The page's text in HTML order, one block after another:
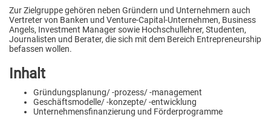
Zur Zielgruppe gehören neben Gründern und Unternehmern auch
Vertreter von Banken und Venture-Capital-Unternehmen, Business
Angels, Investment Manager sowie Hochschullehrer, Studenten,
Journalisten und Berater, die sich mit dem Bereich Entrepreneurship
befassen wollen.
Inhalt
Gründungsplanung/ -prozess/ -management
Geschäftsmodelle/ -konzepte/ -entwicklung
Unternehmensfinanzierung und Förderprogramme